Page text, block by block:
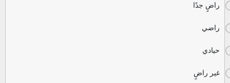
راضٍ جدًا
راضي
حيادي
غير راضٍ